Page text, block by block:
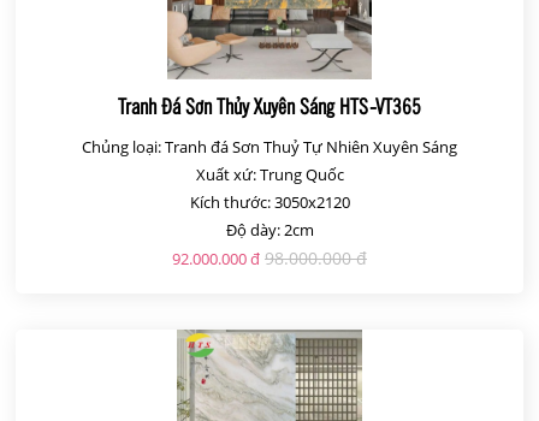
Tranh Đá Sơn Thủy Xuyên Sáng HTS-VT365
Chủng loại: Tranh đá Sơn Thuỷ Tự Nhiên Xuyên Sáng
Xuất xứ: Trung Quốc
Kích thước: 3050x2120
Độ dày: 2cm
92.000.000 đ 98.000.000 đ